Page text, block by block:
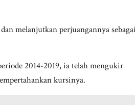
melanjutkan perjuangannya sebagai
2014-2019, ia telah mengukir
kursinya.